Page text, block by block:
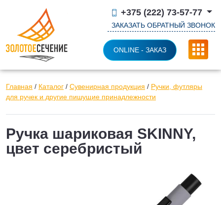
+375 (222) 73-57-77
ЗАКАЗАТЬ ОБРАТНЫЙ ЗВОНОК
ONLINE - ЗАКАЗ
Главная / Каталог / Сувенирная продукция / Ручки, футляры
для ручек и другие пишущие принадлежности
Ручка шариковая SKINNY,
цвет серебристый